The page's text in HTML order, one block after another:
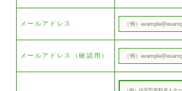
メールアドレス
メールアドレス（確認用）